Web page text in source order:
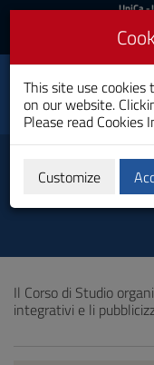
Skip
Content
to
Go
Footer
UniCa
Login
UniCa-
Toggle
navigation Master's
Other
Il Corso di Studio
integrativi e li
This site use
on our website.
Please read Cookies
Customize